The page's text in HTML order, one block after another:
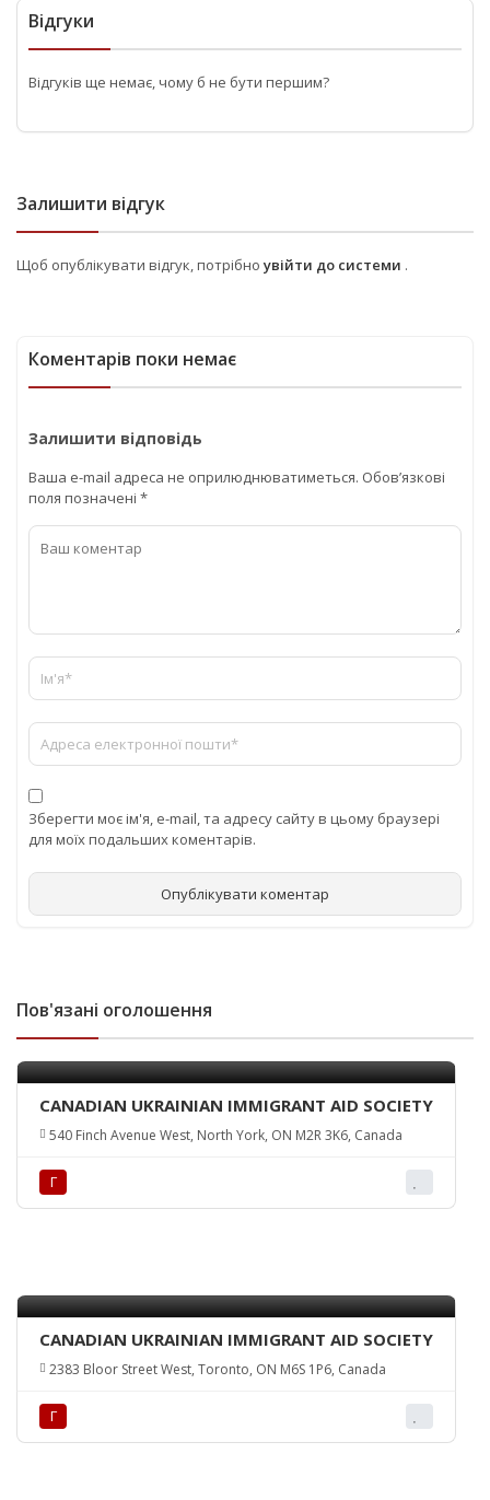
Відгуки
Відгуків ще немає, чому б не бути першим?
Залишити відгук
Щоб опублікувати відгук, потрібно увійти до системи .
Коментарів поки немає
Залишити відповідь
Ваша e-mail адреса не оприлюднюватиметься. Обов’язкові
поля позначені *
Зберегти моє ім'я, e-mail, та адресу сайту в цьому браузері
для моїх подальших коментарів.
Пов'язані оголошення
CANADIAN UKRAINIAN IMMIGRANT AID SOCIETY
540 Finch Avenue West, North York, ON M2R 3K6, Canada
Г
CANADIAN UKRAINIAN IMMIGRANT AID SOCIETY
2383 Bloor Street West, Toronto, ON M6S 1P6, Canada
Г